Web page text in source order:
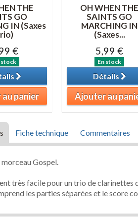
THE
GO
IN (Saxes
€
stock
panier
OH WHEN THE
SAINTS GO
MARCHING IN
(Saxes...
5,99 €
En stock
Détails
Ajouter au
Fiche technique Commentaires
morceau Gospel.
très facile pour un trio de clarinettes
les parties séparées et le score